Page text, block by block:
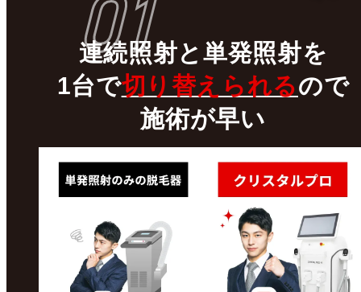
01
連続照射と 単発照射を
1台で切り替えられるので
施術が早い